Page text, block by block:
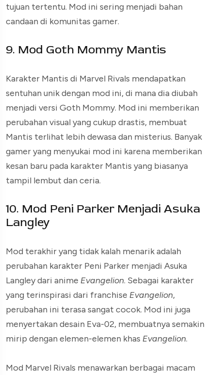
tujuan tertentu. Mod ini sering menjadi bahan
candaan di komunitas gamer.
9. Mod Goth Mommy Mantis
Karakter Mantis di Marvel Rivals mendapatkan
sentuhan unik dengan mod ini, di mana dia diubah
menjadi versi Goth Mommy. Mod ini memberikan
perubahan visual yang cukup drastis, membuat
Mantis terlihat lebih dewasa dan misterius. Banyak
gamer yang menyukai mod ini karena memberikan
kesan baru pada karakter Mantis yang biasanya
tampil lembut dan ceria.
10. Mod Peni Parker Menjadi Asuka
Langley
Mod terakhir yang tidak kalah menarik adalah
perubahan karakter Peni Parker menjadi Asuka
Langley dari anime Evangelion. Sebagai karakter
yang terinspirasi dari franchise Evangelion,
perubahan ini terasa sangat cocok. Mod ini juga
menyertakan desain Eva-02, membuatnya semakin
mirip dengan elemen-elemen khas Evangelion.
Mod Marvel Rivals menawarkan berbagai macam